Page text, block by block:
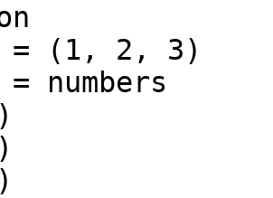
= (1, 2, 3)
numbers